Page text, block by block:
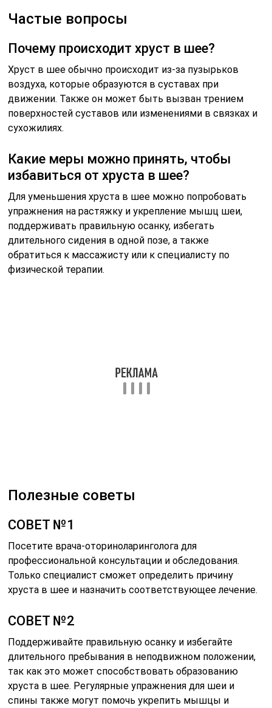
Частые вопросы
Почему происходит хруст в шее?
Хруст в шее обычно происходит из-за пузырьков
воздуха, которые образуются в суставах при
движении. Также он может быть вызван трением
поверхностей суставов или изменениями в связках и
сухожилиях.
Какие меры можно принять, чтобы
избавиться от хруста в шее?
Для уменьшения хруста в шее можно попробовать
упражнения на растяжку и укрепление мышц шеи,
поддерживать правильную осанку, избегать
длительного сидения в одной позе, а также
обратиться к массажисту или к специалисту по
физической терапии.
Полезные советы
СОВЕТ №1
Посетите врача-оториноларинголога для
профессиональной консультации и обследования.
Только специалист сможет определить причину
хруста в шее и назначить соответствующее лечение.
СОВЕТ №2
Поддерживайте правильную осанку и избегайте
длительного пребывания в неподвижном положении,
так как это может способствовать образованию
хруста в шее. Регулярные упражнения для шеи и
спины также могут помочь укрепить мышцы и